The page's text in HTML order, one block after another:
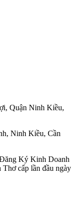
Quận Ninh Kiều,
Ninh Kiều, Cần
Ký Kinh Doanh
cấp lần đầu ngày